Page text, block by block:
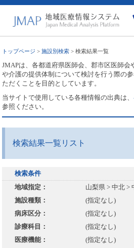
トップページ >施設別検索 > 検索結果一覧
JMAPは、各都道府県医師会、郡市区医師会
や介護の提供体制について検討を行う際の
ただくことを目的としています。
当サイトで使用している各種情報の出典は、
参照ください。
検索結果一覧リスト
検索条件
地域指定：
山梨県 > 中北 >
施設種類：
(指定なし)
病床区分：
(指定なし)
診療科目：
(指定なし)
医療機能：
(指定なし)